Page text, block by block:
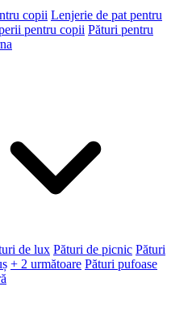
copii Lenjerie de pat pentru
pentru copii Pături pentru
de lux Pături de picnic Pături
+ 2 următoare Pături pufoase